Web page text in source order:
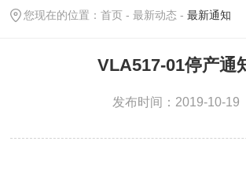
您现在的位置：首页 -最新动态 -最新通知
VLA517-01停产通
发布时间：2019-10-19